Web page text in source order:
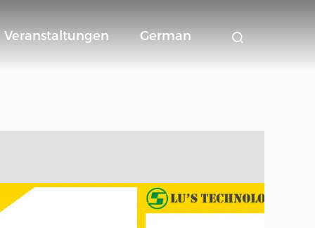
Veranstaltungen German